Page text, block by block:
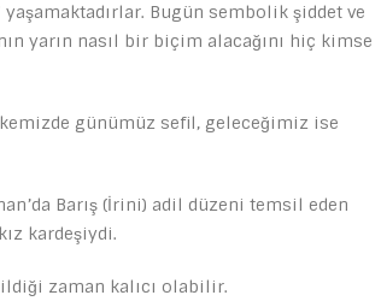
Bugün sembolik şiddet ve
yarın nasıl bir biçim alacağını hiç kimse
günümüz sefil, geleceğimiz ise
Barış (İrini) adil düzeni temsil eden
kardeşiydi.
zaman kalıcı olabilir.